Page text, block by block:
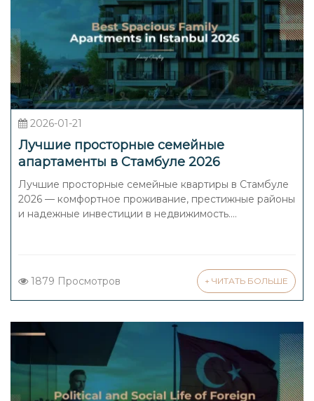
2026-01-21
Лучшие просторные семейные
апартаменты в Стамбуле 2026
Лучшие просторные семейные квартиры в Стамбуле
2026 — комфортное проживание, престижные районы
и надежные инвестиции в недвижимость....
1879 Просмотров + ЧИТАТЬ БОЛЬШЕ